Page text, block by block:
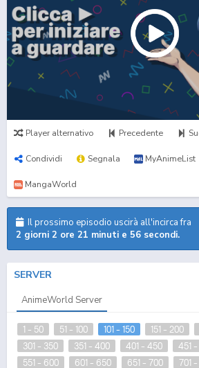
Player alternativo Precedente
Condividi Segnala MyAnimeList
MangaWorld
Il prossimo episodio uscirà all'incirca fra
2 giorni 2 ore 21 minuti e 55 secondi.
SERVER
AnimeWorld Server
1 - 50 51 - 100 101 - 150 151 - 200
301 - 350
351 - 400 401 - 450 451
551 - 600
601 - 650 651 - 700 701